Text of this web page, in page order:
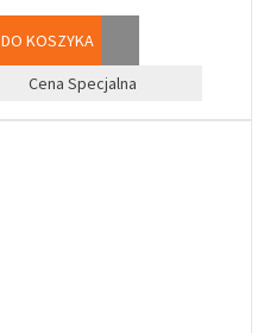
DO KOSZYKA
Cena Specjalna